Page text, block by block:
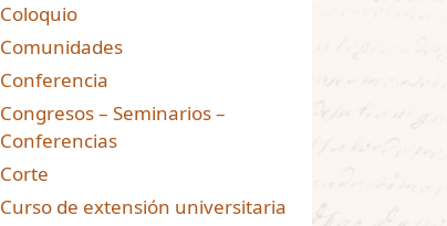
Coloquio
Comunidades
Conferencia
Congresos – Seminarios –
Conferencias
Corte
Curso de extensión universitaria